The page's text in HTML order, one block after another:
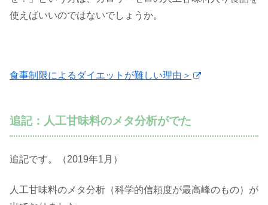
使えばいいのではないでしょうか。
食事制限によるダイエットが難しい理由＞
追記：人工甘味料のメタ分析がでた
追記です。（2019年1月）
人工甘味料のメタ分析（科学的信頼度が最高峰のもの）が